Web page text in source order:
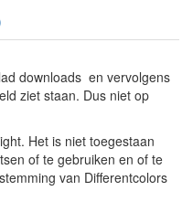
downloads en vervolgens
ziet staan. Dus niet op
Het is niet toegestaan
of te gebruiken en of te
van Differentcolors